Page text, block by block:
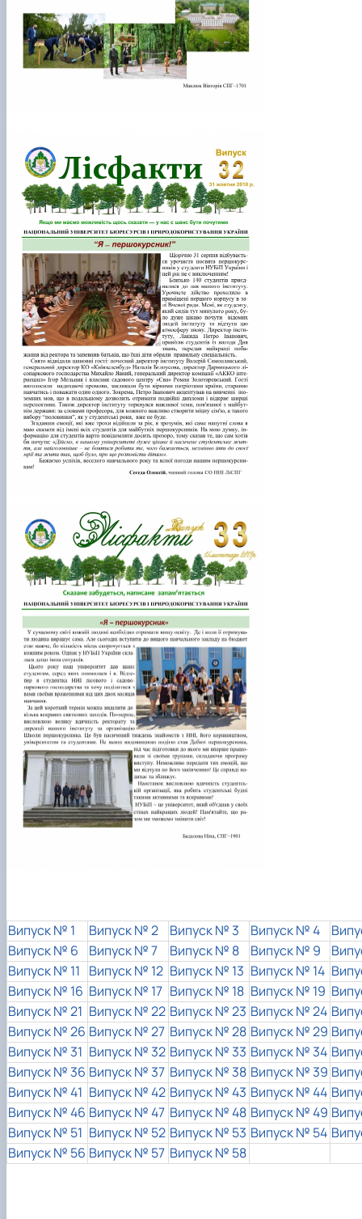
Випуск № 1 Випуск № 2 Випуск № 3 Випуск № 4
Випуск № 6
Випуск № 7 Випуск № 8 Випуск № 9
Випуск № 11 Випуск № 12 Випуск № 13 Випуск № 14
Випуск № 16 Випуск № 17 Випуск № 18 Випуск № 19
Випуск № 21 Випуск № 22 Випуск № 23 Випуск № 24
Випуск № 26 Випуск № 27 Випуск № 28 Випуск № 29
Випуск № 31 Випуск № 32 Випуск № 33 Випуск № 34
Випуск № 36 Випуск № 37 Випуск № 38 Випуск № 39
Випуск № 41 Випуск № 42 Випуск № 43 Випуск № 44
Випуск № 46 Випуск № 47 Випуск № 48 Випуск № 49
Випуск № 51 Випуск № 52 Випуск № 53 Випуск № 54
Випуск № 56 Випуск № 57 Випуск № 58